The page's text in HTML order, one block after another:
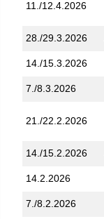
11./12.4.2026
28./29.3.2026
14./15.3.2026
7./8.3.2026
21./22.2.2026
14./15.2.2026
14.2.2026
7./8.2.2026